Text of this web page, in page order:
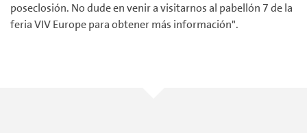
poseclosión. No dude en venir a visitarnos al pabellón 7 de la
feria VIV Europe para obtener más información".